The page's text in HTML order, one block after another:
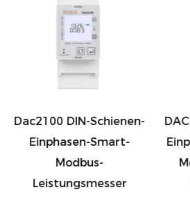
Maximum Demand Meter:
Spitzenenergiebedarf und hilft
Lastverteilung effektiv zu
elektrische Geräte
ist mit einer Vielzahl von
Dac2100 DIN-Schienen-
Einphasen-Smart-
Modbus-
Leistungsmesser